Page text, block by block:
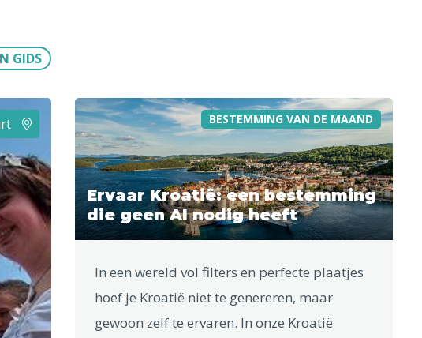
GIDS
BESTEMMING VAN DE MAAND
Ervaar Kroatië: een bestemming
die geen AI nodig heeft
In een wereld vol filters en perfecte plaatjes
hoef je Kroatië niet te genereren, maar
gewoon zelf te ervaren. In onze Kroatië